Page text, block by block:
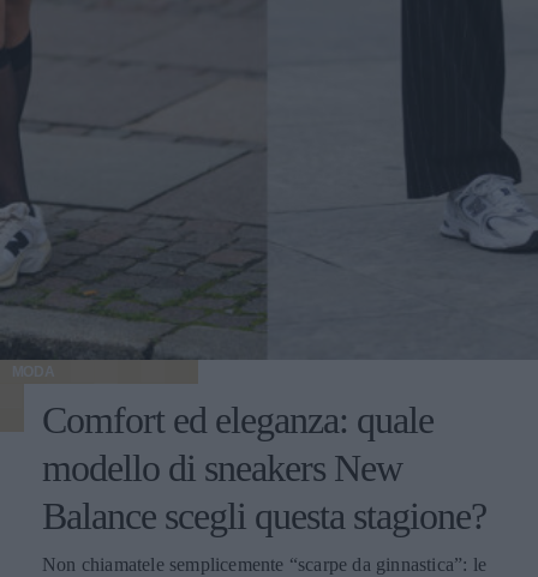
MODA
Comfort ed eleganza: quale
modello di sneakers New
Balance scegli questa stagione?
Non chiamatele semplicemente “scarpe da ginnastica”: le